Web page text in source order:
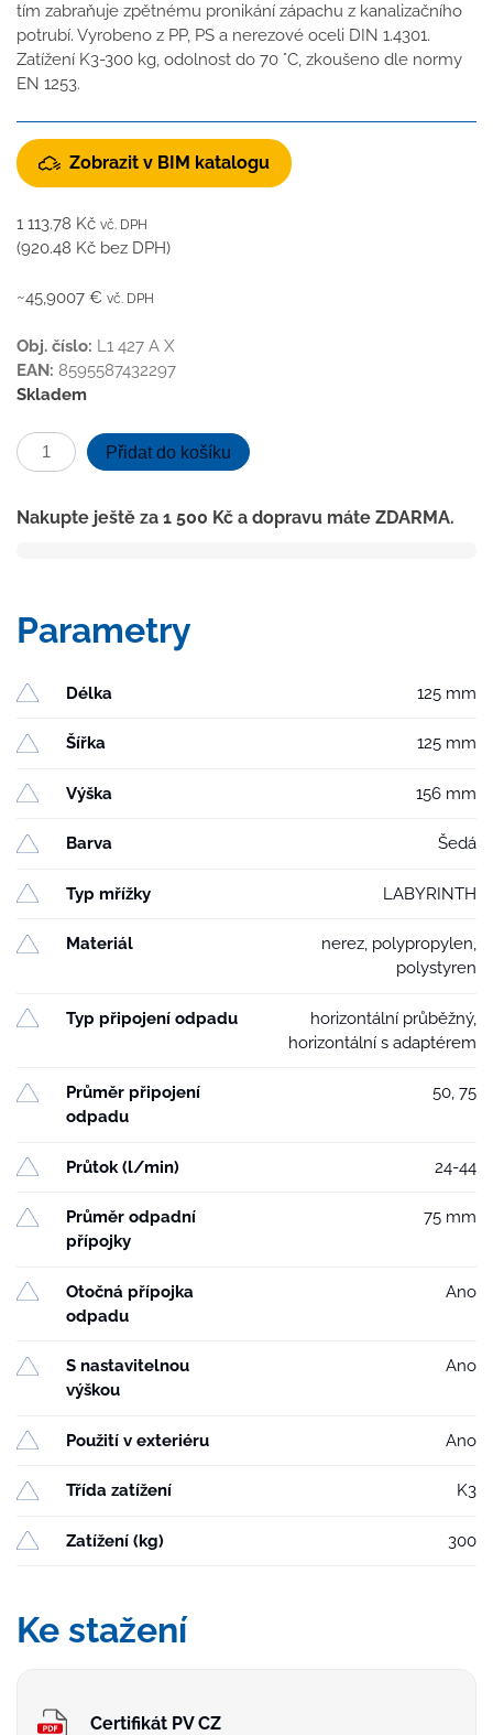
tím zabraňuje zpětnému pronikání zápachu z kanalizačního
potrubí. Vyrobeno z PP, PS a nerezové oceli DIN 1.4301.
Zatížení K3-300 kg, odolnost do 70 °C, zkoušeno dle normy
EN 1253.
Zobrazit v BIM katalogu
1 113.78 Kč vč. DPH
(920.48 Kč bez DPH)
~45,9007 € vč. DPH
Obj. číslo: L1 427 A X
EAN: 8595587432297
Skladem
Podlahová
vpusť
D50/75
LABYRINTH
Přidat do košíku
Nakupte ještě za 1 500 Kč a dopravu máte ZDARMA.
Parametry
Délka 125 mm
Šířka 125 mm
Výška 156 mm
Barva Šedá
Typ mřížky LABYRINTH
Materiál
nerez, polypropylen,
polystyren
Typ připojení odpadu
horizontální průběžný,
horizontální s adaptérem
Průměr připojení
odpadu
50, 75
Průtok (l/min) 24-44
Průměr odpadní
přípojky
75 mm
Otočná přípojka
odpadu
Ano
S nastavitelnou
výškou
Ano
Použití v exteriéru Ano
Třída zatížení K3
Zatížení (kg) 300
Ke stažení
Certifikát PV CZ